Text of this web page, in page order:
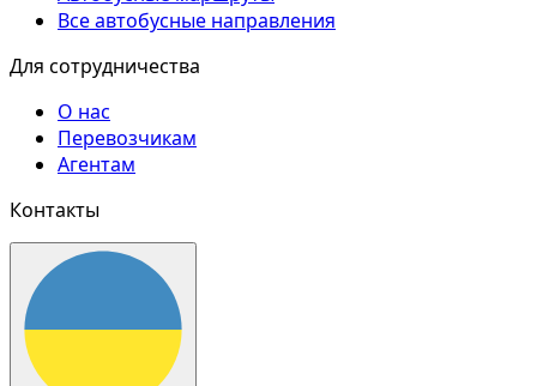
Все автобусные направления
Для сотрудничества
О нас
Перевозчикам
Агентам
Контакты